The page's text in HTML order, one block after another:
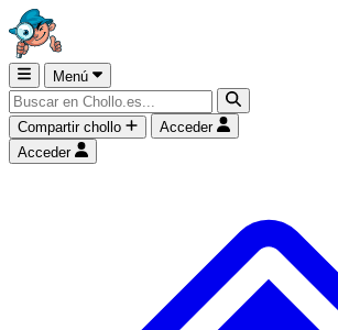
Menú
Compartir chollo
Acceder
Acceder